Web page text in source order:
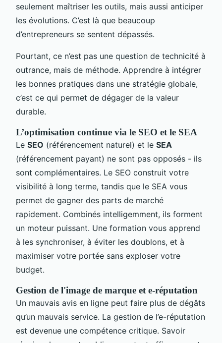
seulement maîtriser les outils, mais aussi anticiper
les évolutions. C’est là que beaucoup
d’entrepreneurs se sentent dépassés.
Pourtant, ce n’est pas une question de technicité à
outrance, mais de méthode. Apprendre à intégrer
les bonnes pratiques dans une stratégie globale,
c’est ce qui permet de dégager de la valeur
durable.
L’optimisation continue via le SEO et le SEA
Le SEO (référencement naturel) et le SEA
(référencement payant) ne sont pas opposés - ils
sont complémentaires. Le SEO construit votre
visibilité à long terme, tandis que le SEA vous
permet de gagner des parts de marché
rapidement. Combinés intelligemment, ils forment
un moteur puissant. Une formation vous apprend
à les synchroniser, à éviter les doublons, et à
maximiser votre portée sans exploser votre
budget.
Gestion de l'image de marque et e-réputation
Un mauvais avis en ligne peut faire plus de dégâts
qu’un mauvais service. La gestion de l’e-réputation
est devenue une compétence critique. Savoir